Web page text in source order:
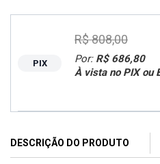
PIX Por: R$ 686,80
À vista no PIX ou
R$ 808,00
DESCRIÇÃO DO PRODUTO